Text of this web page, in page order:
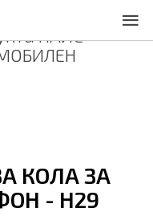
НАЙС
КОЛА ЗА
- Н29